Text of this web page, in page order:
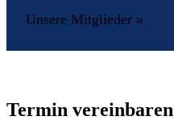
Unsere Mitglieder »
Termin vereinbaren